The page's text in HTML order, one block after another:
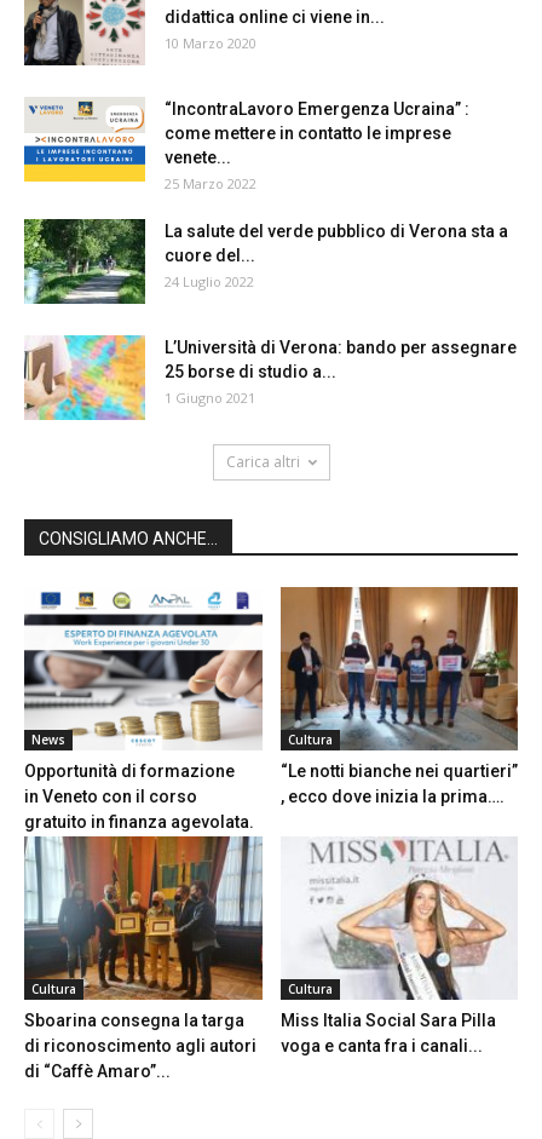
didattica online ci viene in...
10 Marzo 2020
“IncontraLavoro Emergenza Ucraina” :
come mettere in contatto le imprese
venete...
25 Marzo 2022
La salute del verde pubblico di Verona sta a
cuore del...
24 Luglio 2022
L’Università di Verona: bando per assegnare
25 borse di studio a...
1 Giugno 2021
Carica altri
CONSIGLIAMO ANCHE...
News
Opportunità di formazione
in Veneto con il corso
gratuito in finanza agevolata.
Cultura
“Le notti bianche nei quartieri”
, ecco dove inizia la prima….
Cultura
Sboarina consegna la targa
di riconoscimento agli autori
di “Caffè Amaro”...
Cultura
Miss Italia Social Sara Pilla
voga e canta fra i canali...